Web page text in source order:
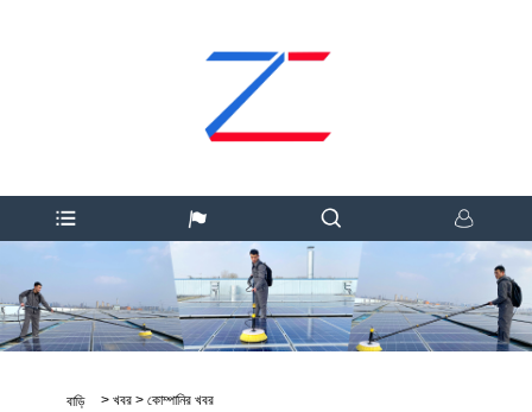
বাড়ি > খবর > কোম্পানির খবর